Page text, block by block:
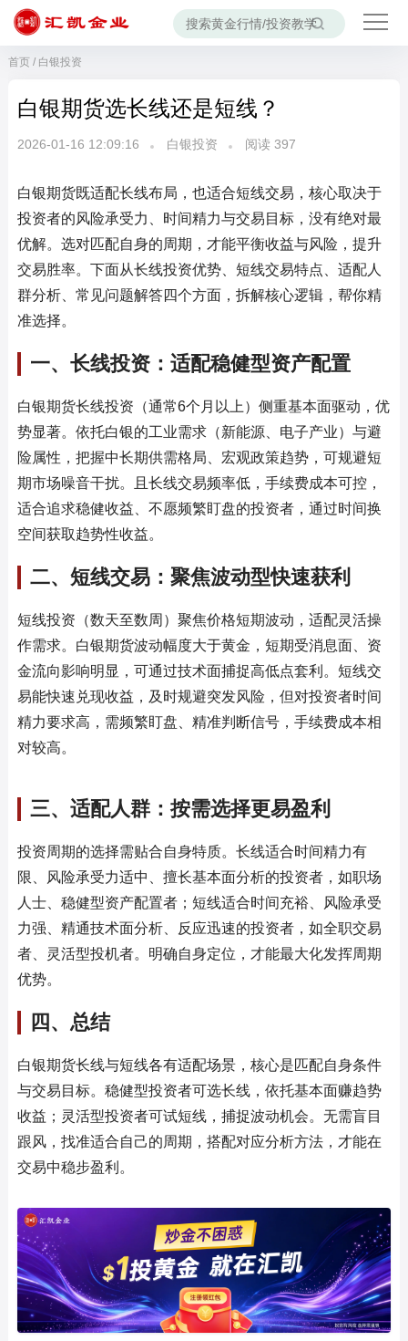
首页/ 白银投资
白银期货选长线还是短线？
2026-01-16 12:09:16 白银投资 阅读 397
白银期货既适配长线布局，也适合短线交易，核心取决于
投资者的风险承受力、时间精力与交易目标，没有绝对最
优解。选对匹配自身的周期，才能平衡收益与风险，提升
交易胜率。下面从长线投资优势、短线交易特点、适配人
群分析、常见问题解答四个方面，拆解核心逻辑，帮你精
准选择。
一、长线投资：适配稳健型资产配置
白银期货长线投资（通常6个月以上）侧重基本面驱动，优
势显著。依托白银的工业需求（新能源、电子产业）与避
险属性，把握中长期供需格局、宏观政策趋势，可规避短
期市场噪音干扰。且长线交易频率低，手续费成本可控，
适合追求稳健收益、不愿频繁盯盘的投资者，通过时间换
空间获取趋势性收益。
二、短线交易：聚焦波动型快速获利
短线投资（数天至数周）聚焦价格短期波动，适配灵活操
作需求。白银期货波动幅度大于黄金，短期受消息面、资
金流向影响明显，可通过技术面捕捉高低点套利。短线交
易能快速兑现收益，及时规避突发风险，但对投资者时间
精力要求高，需频繁盯盘、精准判断信号，手续费成本相
对较高。
三、适配人群：按需选择更易盈利
投资周期的选择需贴合自身特质。长线适合时间精力有
限、风险承受力适中、擅长基本面分析的投资者，如职场
人士、稳健型资产配置者；短线适合时间充裕、风险承受
力强、精通技术面分析、反应迅速的投资者，如全职交易
者、灵活型投机者。明确自身定位，才能最大化发挥周期
优势。
四、总结
白银期货长线与短线各有适配场景，核心是匹配自身条件
与交易目标。稳健型投资者可选长线，依托基本面赚趋势
收益；灵活型投资者可试短线，捕捉波动机会。无需盲目
跟风，找准适合自己的周期，搭配对应分析方法，才能在
交易中稳步盈利。